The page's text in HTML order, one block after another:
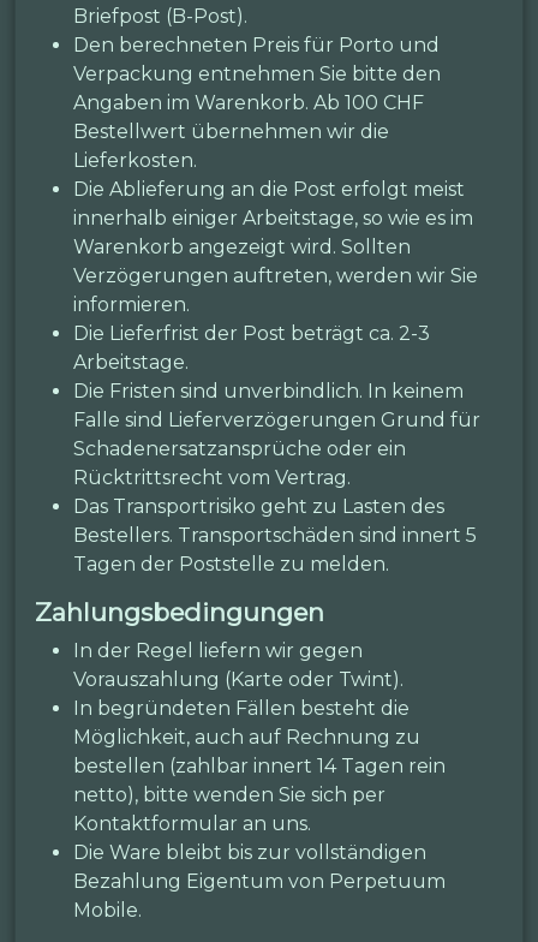
Briefpost (B-Post).
Den berechneten Preis für Porto und
Verpackung entnehmen Sie bitte den
Angaben im Warenkorb. Ab 100 CHF
Bestellwert übernehmen wir die
Lieferkosten.
Die Ablieferung an die Post erfolgt meist
innerhalb einiger Arbeitstage, so wie es im
Warenkorb angezeigt wird. Sollten
Verzögerungen auftreten, werden wir Sie
informieren.
Die Lieferfrist der Post beträgt ca. 2-3
Arbeitstage.
Die Fristen sind unverbindlich. In keinem
Falle sind Lieferverzögerungen Grund für
Schadenersatzansprüche oder ein
Rücktrittsrecht vom Vertrag.
Das Transportrisiko geht zu Lasten des
Bestellers. Transportschäden sind innert 5
Tagen der Poststelle zu melden.
Zahlungsbedingungen
In der Regel liefern wir gegen
Vorauszahlung (Karte oder Twint).
In begründeten Fällen besteht die
Möglichkeit, auch auf Rechnung zu
bestellen (zahlbar innert 14 Tagen rein
netto), bitte wenden Sie sich per
Kontaktformular an uns.
Die Ware bleibt bis zur vollständigen
Bezahlung Eigentum von Perpetuum
Mobile.